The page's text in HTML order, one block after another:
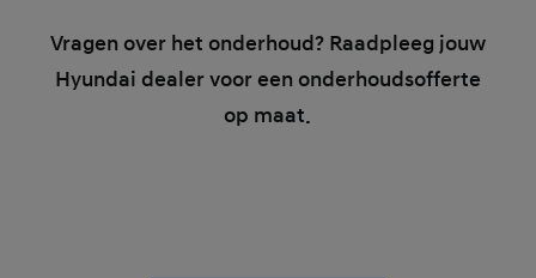
Vragen over het onderhoud? Raadpleeg jouw
Hyundai dealer voor een onderhoudsofferte
op maat.